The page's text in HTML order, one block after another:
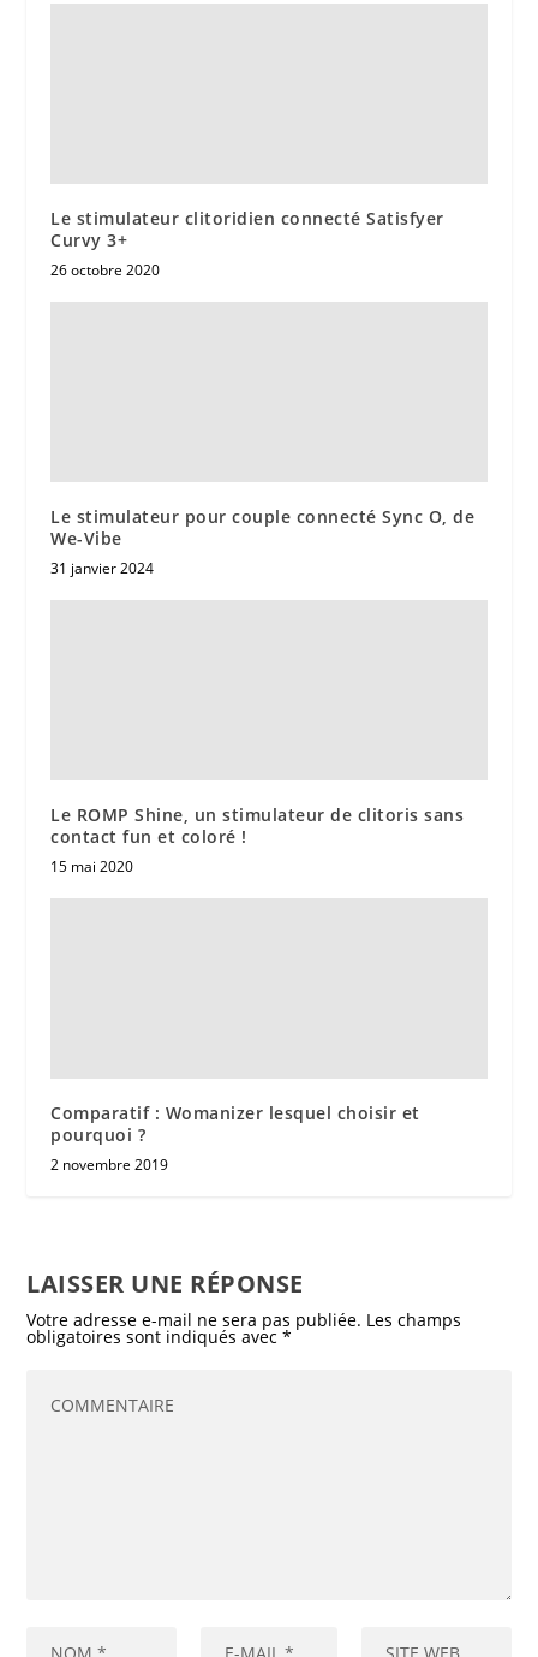
Le stimulateur clitoridien connecté Satisfyer
Curvy 3+
26 octobre 2020
Le stimulateur pour couple connecté Sync O, de
We-Vibe
31 janvier 2024
Le ROMP Shine, un stimulateur de clitoris sans
contact fun et coloré !
15 mai 2020
Comparatif : Womanizer lesquel choisir et
pourquoi ?
2 novembre 2019
LAISSER UNE RÉPONSE
Votre adresse e-mail ne sera pas publiée. Les champs
obligatoires sont indiqués avec*